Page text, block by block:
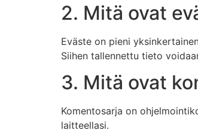
2. Mitä ovat
Eväste on pieni
Siihen tallennettu tieto
3. Mitä ovat
Komentosarja on
laitteellasi.